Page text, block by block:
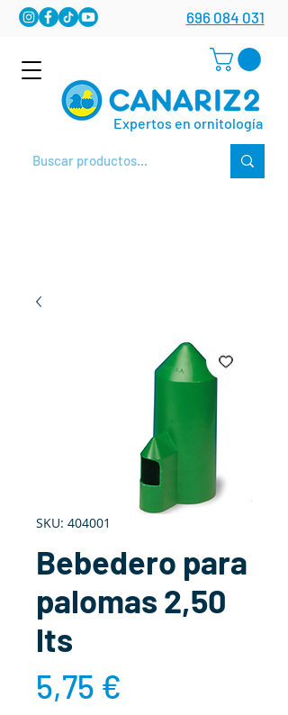
Expertos en ornitología
696 084 031
SKU: 404001
Bebedero para
palomas 2,50
lts
5,75 €